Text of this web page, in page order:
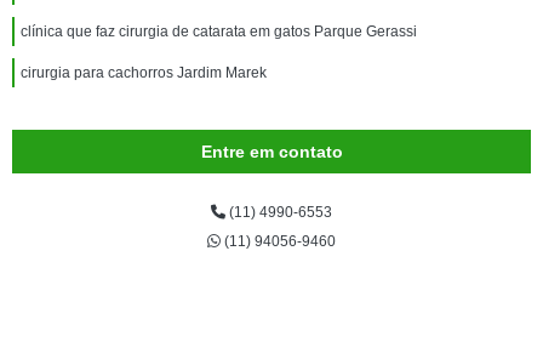
clínica que faz cirurgia de catarata em gatos Parque Gerassi
cirurgia para cachorros Jardim Marek
Entre em contato
(11) 4990-6553
(11) 94056-9460